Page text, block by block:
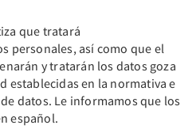
que tratará
personales, así como que el
y tratarán los datos goza
establecidas en la normativa e
datos. Le informamos que los
español.